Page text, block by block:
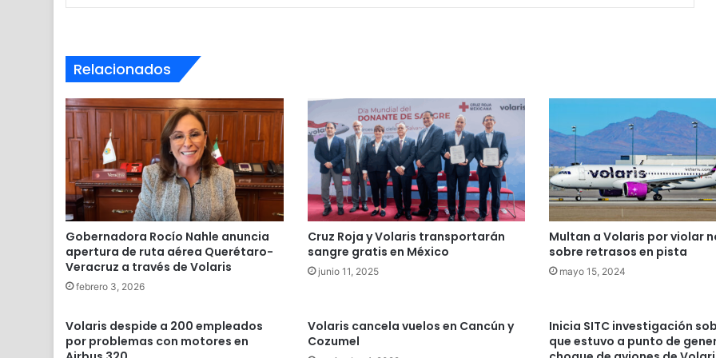
Relacionados
Gobernadora Rocío Nahle anuncia
apertura de ruta aérea Querétaro-
Veracruz a través de Volaris
febrero 3, 2026
Cruz Roja y Volaris transportarán
sangre gratis en México
junio 11, 2025
Multan a Volaris por violar
sobre retrasos en pista
mayo 15, 2024
Volaris despide a 200 empleados
por problemas con motores en
Volaris cancela vuelos en Cancún y
Cozumel
Inicia SITC investigación
que estuvo a punto de